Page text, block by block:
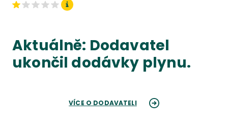
Aktuálně: Dodavatel
ukončil dodávky plynu.
VÍCE O DODAVATELI